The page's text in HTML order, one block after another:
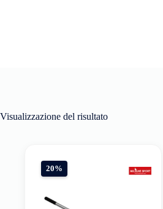
Visualizzazione del risultato
20%